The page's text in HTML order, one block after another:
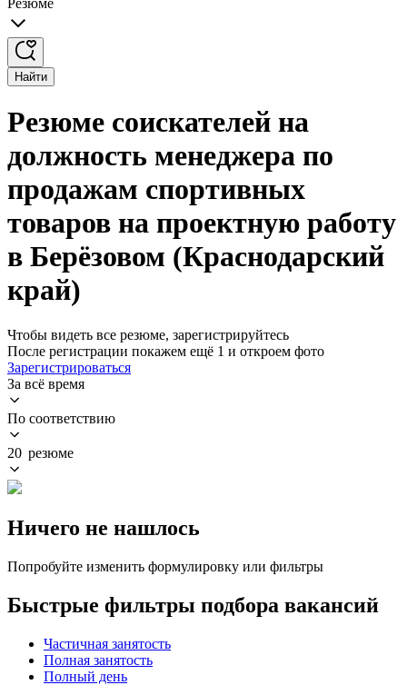
Резюме
Найти
Резюме соискателей на
должность менеджера по
продажам спортивных
товаров на проектную работу
в Берёзовом (Краснодарский
край)
Чтобы видеть все резюме, зарегистрируйтесь
После регистрации покажем ещё 1 и откроем фото
Зарегистрироваться
За всё время
По соответствию
20 резюме
Ничего не нашлось
Попробуйте изменить формулировку или фильтры
Быстрые фильтры подбора вакансий
Частичная занятость
Полная занятость
Полный день